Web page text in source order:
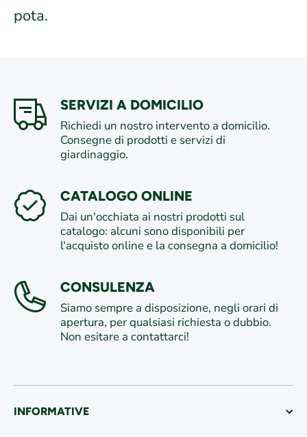
pota.
SERVIZI A DOMICILIO
Richiedi un nostro intervento a domicilio.
Consegne di prodotti e servizi di
giardinaggio.
CATALOGO ONLINE
Dai un'occhiata ai nostri prodotti sul
catalogo: alcuni sono disponibili per
l'acquisto online e la consegna a domicilio!
CONSULENZA
Siamo sempre a disposizione, negli orari di
apertura, per qualsiasi richiesta o dubbio.
Non esitare a contattarci!
INFORMATIVE